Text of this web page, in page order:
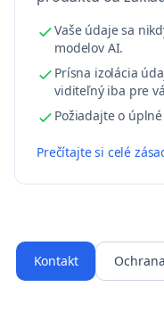
Vaše údaje sa
modelov AI.
Prísna izolácia
viditeľný iba pre
Požiadajte o
Prečítajte si celé
Kontakt